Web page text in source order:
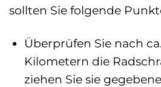
sollten Sie folgende
Überprüfen Sie nach
Kilometern die
ziehen Sie sie